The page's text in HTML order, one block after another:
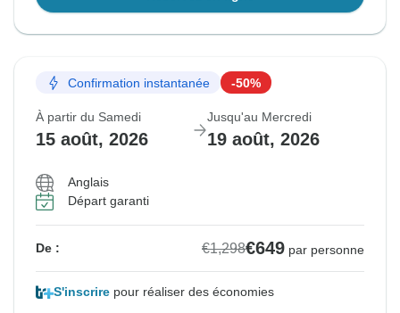
Confirmation instantanée -50%
À partir du Samedi
15 août, 2026
Jusqu'au Mercredi
19 août, 2026
Anglais
Départ garanti
De : €1,298€649 par personne
S'inscrire pour réaliser des économies